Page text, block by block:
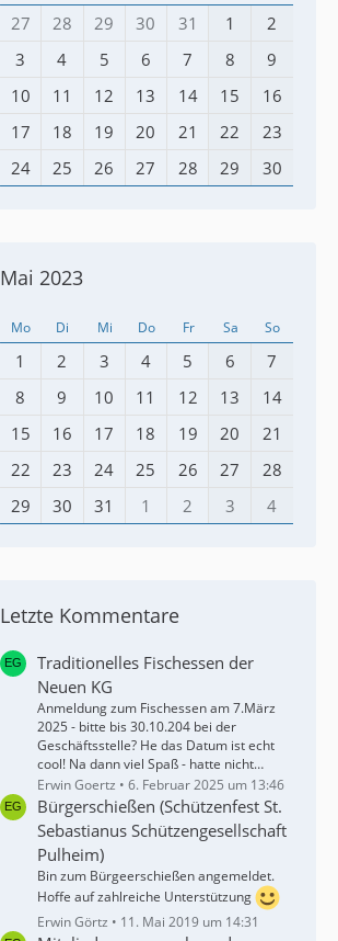
27 28 29 30 31 1
2
3
4 5 6 7 8
9
10
11 12 13 14 15
16
17
18 19 20 21 22
23
24
25 26 27 28 29 30
Mai 2023
Mo Di Mi Do Fr Sa So
1 2 3 4 5 6
7
8
9 10 11 12 13
14
15
16 17 18 19 20
21
22
23 24 25 26 27
28
29
30 31 1 2 3 4
Letzte Kommentare
Traditionelles Fischessen der
Neuen KG
Anmeldung zum Fischessen am 7.März
2025 - bitte bis 30.10.204 bei der
Geschäftsstelle? He das Datum ist echt
cool! Na dann viel Spaß - hatte nicht…
Erwin Goertz
6. Februar 2025 um 13:46
Bürgerschießen (Schützenfest St.
Sebastianus Schützengesellschaft
Pulheim)
Bin zum Bürgeerschießen angemeldet.
Hoffe auf zahlreiche Unterstützung
Erwin Görtz
11. Mai 2019 um 14:31